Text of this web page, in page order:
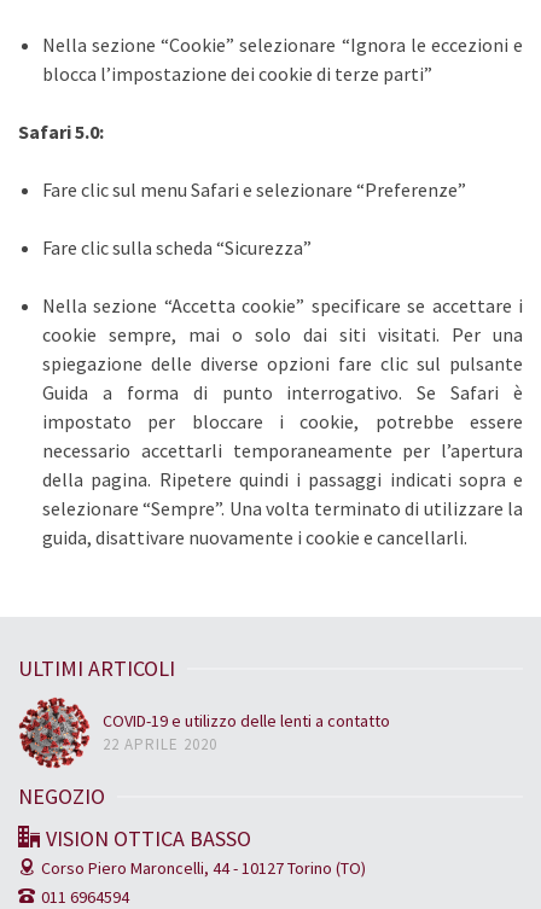
Nella sezione “Cookie” selezionare “Ignora le eccezioni e
blocca l’impostazione dei cookie di terze parti”
Safari 5.0:
Fare clic sul menu Safari e selezionare “Preferenze”
Fare clic sulla scheda “Sicurezza”
Nella sezione “Accetta cookie” specificare se accettare i
cookie sempre, mai o solo dai siti visitati. Per una
spiegazione delle diverse opzioni fare clic sul pulsante
Guida a forma di punto interrogativo. Se Safari è
impostato per bloccare i cookie, potrebbe essere
necessario accettarli temporaneamente per l’apertura
della pagina. Ripetere quindi i passaggi indicati sopra e
selezionare “Sempre”. Una volta terminato di utilizzare la
guida, disattivare nuovamente i cookie e cancellarli.
ULTIMI ARTICOLI
COVID-19 e utilizzo delle lenti a contatto
22 APRILE 2020
NEGOZIO
VISION OTTICA BASSO
Corso Piero Maroncelli, 44 -10127 Torino (TO)
011 6964594